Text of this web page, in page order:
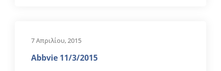
7 Απριλίου, 2015
Abbvie 11/3/2015